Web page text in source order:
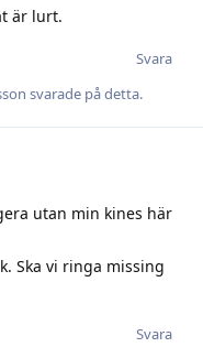
är lurt.
Svara
svarade på detta.
utan min kines här
Ska vi ringa missing
Svara